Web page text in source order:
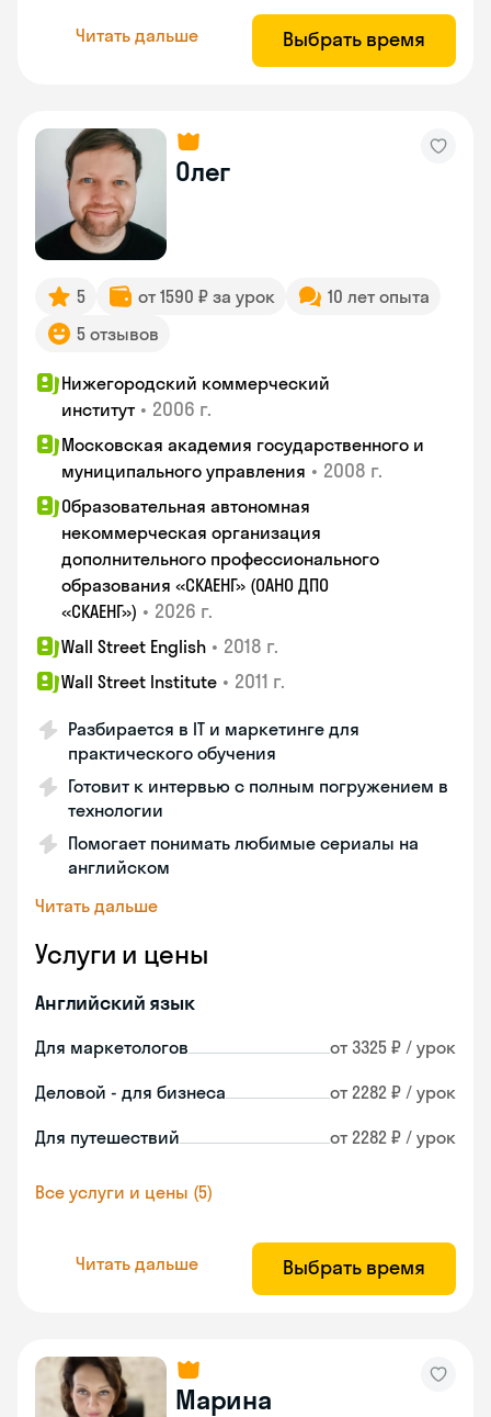
Читать дальше Выбрать время
Олег
5 от 1590 ₽ за урок
10 лет опыта
5 отзывов
Нижегородский коммерческий
институт • 2006 г.
Московская академия государственного и
муниципального управления • 2008 г.
Образовательная автономная
некоммерческая организация
дополнительного профессионального
образования «СКАЕНГ» (ОАНО ДПО
«СКАЕНГ») • 2026 г.
Wall Street English • 2018 г.
Wall Street Institute • 2011 г.
Разбирается в IT и маркетинге для
практического обучения
Готовит к интервью с полным погружением в
технологии
Помогает понимать любимые сериалы на
английском
Читать дальше
Услуги и цены
Английский язык
Для маркетологов от 3325 ₽ / урок
Деловой - для бизнеса от 2282 ₽ / урок
Для путешествий от 2282 ₽ / урок
Все услуги и цены (5)
Читать дальше Выбрать время
Марина